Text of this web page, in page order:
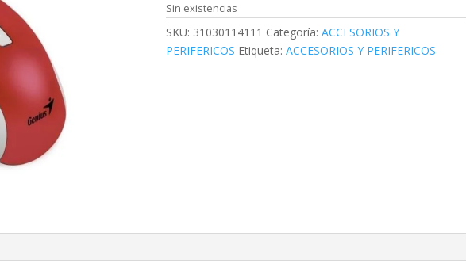
Sin existencias
SKU: 31030114111 Categoría:ACCESORIOS Y
PERIFERICOS Etiqueta:ACCESORIOS Y PERIFERICOS